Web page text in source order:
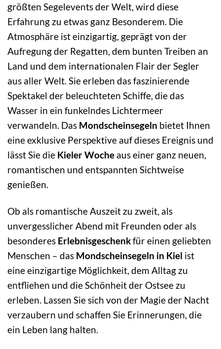
größten Segelevents der Welt, wird diese
Erfahrung zu etwas ganz Besonderem. Die
Atmosphäre ist einzigartig, geprägt von der
Aufregung der Regatten, dem bunten Treiben an
Land und dem internationalen Flair der Segler
aus aller Welt. Sie erleben das faszinierende
Spektakel der beleuchteten Schiffe, die das
Wasser in ein funkelndes Lichtermeer
verwandeln. Das Mondscheinsegeln bietet Ihnen
eine exklusive Perspektive auf dieses Ereignis und
lässt Sie die Kieler Woche aus einer ganz neuen,
romantischen und entspannten Sichtweise
genießen.
Ob als romantische Auszeit zu zweit, als
unvergesslicher Abend mit Freunden oder als
besonderes Erlebnisgeschenkfür einen geliebten
Menschen – das Mondscheinsegeln in Kiel ist
eine einzigartige Möglichkeit, dem Alltag zu
entfliehen und die Schönheit der Ostsee zu
erleben. Lassen Sie sich von der Magie der Nacht
verzaubern und schaffen Sie Erinnerungen, die
ein Leben lang halten.